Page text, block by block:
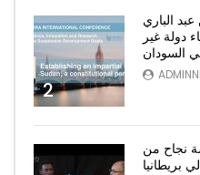
2
الباري
دولة غير
السودان
نجاح من